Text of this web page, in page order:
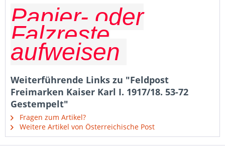
Papier- oder
Falzreste
aufweisen
Weiterführende Links zu "Feldpost
Freimarken Kaiser Karl I. 1917/18. 53-72
Gestempelt"
Fragen zum Artikel?
Weitere Artikel von Österreichische Post